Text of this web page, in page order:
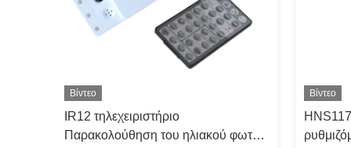
Βίντεο
IR12 τηλεχειριστήριο
Παρακολούθηση του ηλιακού φωτός
Βίντεο
HNS117